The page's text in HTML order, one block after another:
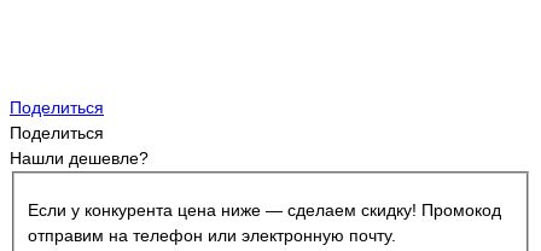
Поделиться
Поделиться
Нашли дешевле?
Если у конкурента цена ниже — сделаем скидку! Промокод
отправим на телефон или электронную почту.